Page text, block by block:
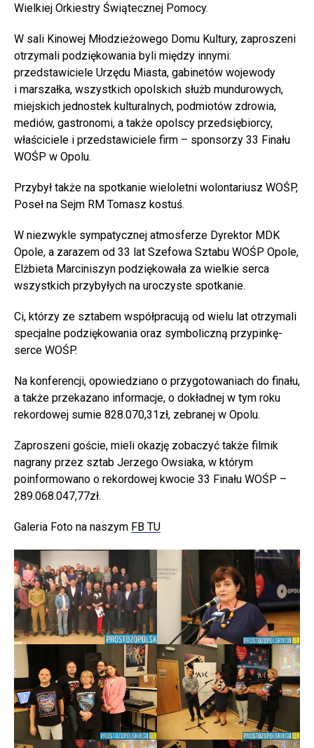
Wielkiej Orkiestry Świątecznej Pomocy.
W sali Kinowej Młodzieżowego Domu Kultury, zaproszeni
otrzymali podziękowania byli między innymi:
przedstawiciele Urzędu Miasta, gabinetów wojewody
i marszałka, wszystkich opolskich służb mundurowych,
miejskich jednostek kulturalnych, podmiotów zdrowia,
mediów, gastronomi, a także opolscy przedsiębiorcy,
właściciele i przedstawiciele firm – sponsorzy 33 Finału
WOŚP w Opolu.
Przybył także na spotkanie wieloletni wolontariusz WOŚP,
Poseł na Sejm RM Tomasz kostuś.
W niezwykle sympatycznej atmosferze Dyrektor MDK
Opole, a zarazem od 33 lat Szefowa Sztabu WOŚP Opole,
Elżbieta Marciniszyn podziękowała za wielkie serca
wszystkich przybyłych na uroczyste spotkanie.
Ci, którzy ze sztabem współpracują od wielu lat otrzymali
specjalne podziękowania oraz symboliczną przypinkę-
serce WOŚP.
Na konferencji, opowiedziano o przygotowaniach do finału,
a także przekazano informacje, o dokładnej w tym roku
rekordowej sumie 828.070,31zł, zebranej w Opolu.
Zaproszeni goście, mieli okazję zobaczyć także filmik
nagrany przez sztab Jerzego Owsiaka, w którym
poinformowano o rekordowej kwocie 33 Finału WOŚP –
289.068.047,77zł.
Galeria Foto na naszym FB TU